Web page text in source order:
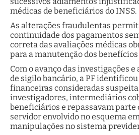
médicas de beneficiários do INSS.
As alterações fraudulentas
continuidade dos pagamentos
correta das avaliações médicas
para a manutenção dos
Com o avanço das investigações e
de sigilo bancário, a PF
financeiras consideradas
investigadores, intermediários
beneficiários e repassavam parte
servidor envolvido no esquema
manipulações no sistema